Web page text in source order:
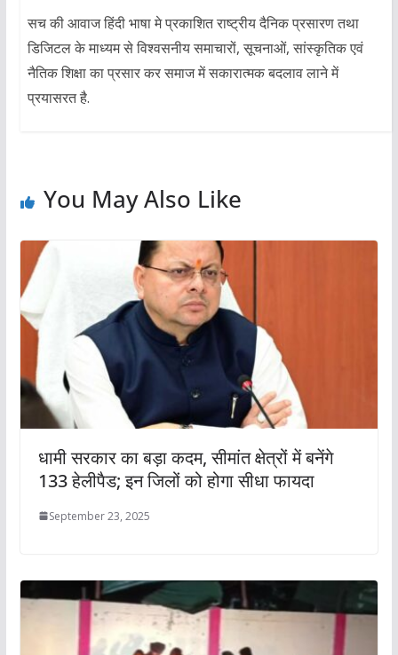
सच की आवाज हिंदी भाषा मे प्रकाशित राष्ट्रीय दैनिक प्रसारण तथा
डिजिटल के माध्यम से विश्वसनीय समाचारों, सूचनाओं, सांस्कृतिक एवं
नैतिक शिक्षा का प्रसार कर समाज में सकारात्मक बदलाव लाने में
प्रयासरत है.
You May Also Like
धामी सरकार का बड़ा कदम, सीमांत क्षेत्रों में बनेंगे
133 हेलीपैड; इन जिलों को होगा सीधा फायदा
September 23, 2025